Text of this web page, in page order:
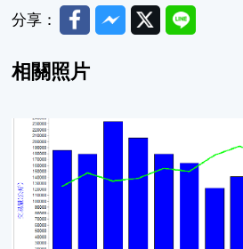
分享： FacebookMessenger
TwitterLine
相關照片